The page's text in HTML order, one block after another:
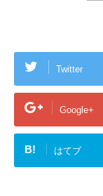
Twitter
Google+
B! はてブ